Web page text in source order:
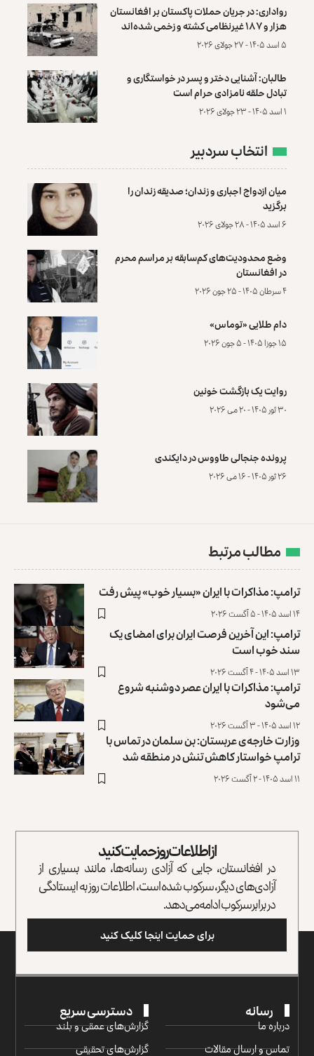
رواداری: در جریان حملات پاکستان بر افغانستان
هزار و ۱۸۷ غیرنظامی کشته و زخمی شده‌اند
۵ اسد ۱۴۰۵ - ۲۷ جولای ۲۰۲۶
طالبان: آشنایی دختر و پسر در خواستگاری و
تبادل حلقه نامزادی حرام است
۱ اسد ۱۴۰۵ - ۲۳ جولای ۲۰۲۶
انتخاب سردبیر
میان ازدواج اجباری و زندان؛ صدیقه زندان را
برگزید
۶ اسد ۱۴۰۵ - ۲۸ جولای ۲۰۲۶
وضع محدودیت‌های کم‌سابقه بر مراسم محرم
در افغانستان
۴ سرطان ۱۴۰۵ - ۲۵ جون ۲۰۲۶
دام طلایی «توماس»
۱۵ جوزا ۱۴۰۵ - ۵ جون ۲۰۲۶
روایت یک بازگشت خونین
۳۰ ثور ۱۴۰۵ - ۲۰ می ۲۰۲۶
پرونده‌ جنجالی طاووس در دایکندی
۲۶ ثور ۱۴۰۵ - ۱۶ می ۲۰۲۶
مطالب مرتبط
ترامپ: مذاکرات با ایران «بسیار خوب» پیش رفت
۱۴ اسد ۱۴۰۵ - ۵ آگست ۲۰۲۶
ترامپ: این آخرین فرصت ایران برای امضای یک
سند خوب است
۱۳ اسد ۱۴۰۵ - ۴ آگست ۲۰۲۶
ترامپ: مذاکرات با ایران عصر دوشنبه شروع
می‌شود
۱۲ اسد ۱۴۰۵ - ۳ آگست ۲۰۲۶
وزارت خارجه‌ی عربستان: بن سلمان در تماس با
ترامپ خواستار کاهش تنش در منطقه شد
۱۱ اسد ۱۴۰۵ - ۲ آگست ۲۰۲۶
از اطلاعات روز حمایت کنید
در افغانستان، جایی که آزادی رسانه‌ها، مانند بسیاری از
آزادی‌های دیگر، سرکوب شده است، اطلاعات روز به ایستادگی
در برابر سرکوب ادامه می‌دهد.
برای حمایت اینجا کلیک کنید
رسانه
درباره ما
تماس و ارسال مقالات
دسترسی سریع
گزارش‌‌های عمقی و بلند
گزارش‌های تحقیقی